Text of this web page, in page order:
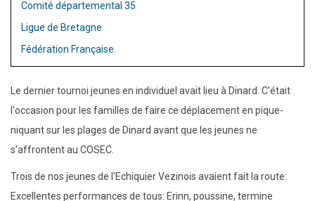
Comité départemental 35
Ligue de Bretagne
Fédération Française
Le dernier tournoi jeunes en individuel avait lieu à Dinard. C'était
l'occasion pour les familles de faire ce déplacement en pique-
niquant sur les plages de Dinard avant que les jeunes ne
s'affrontent au COSEC.
Trois de nos jeunes de l'Echiquier Vezinois avaient fait la route:
Excellentes performances de tous: Erinn, poussine, termine